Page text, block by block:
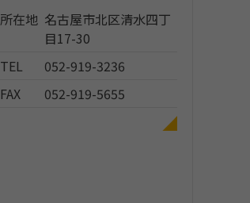
所在地 名古屋市北区清水四丁
目17-30
TEL
052-919-3236
FAX
052-919-5655